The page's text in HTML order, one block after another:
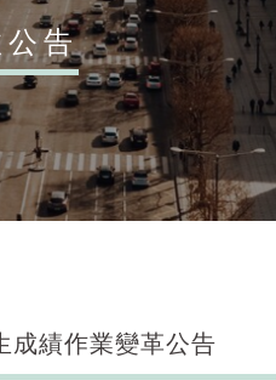
公告
成績作業變革公告